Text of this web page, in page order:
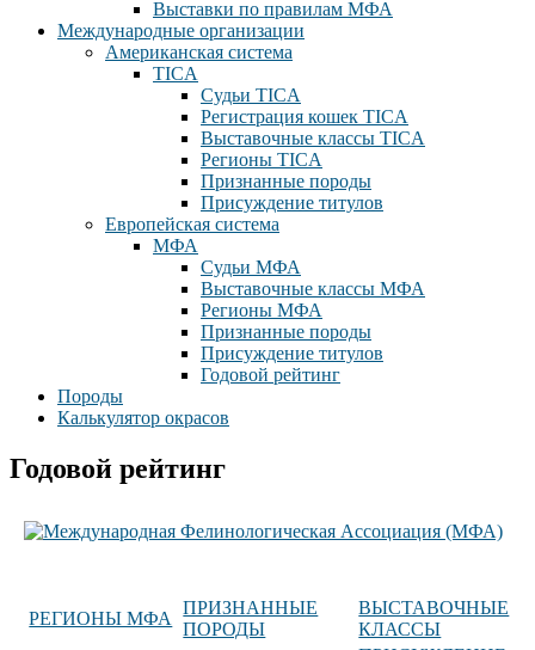
Выставки по правилам МФА
Международные организации
Американская система
TICA
Судьи TICA
Регистрация кошек TICA
Выставочные классы TICA
Регионы TICA
Признанные породы
Присуждение титулов
Европейская система
МФА
Судьи МФА
Выставочные классы МФА
Регионы МФА
Признанные породы
Присуждение титулов
Годовой рейтинг
Породы
Калькулятор окрасов
Годовой рейтинг
РЕГИОНЫ МФА
ПРИЗНАННЫЕ
ПОРОДЫ
ВЫСТАВОЧНЫЕ
КЛАССЫ